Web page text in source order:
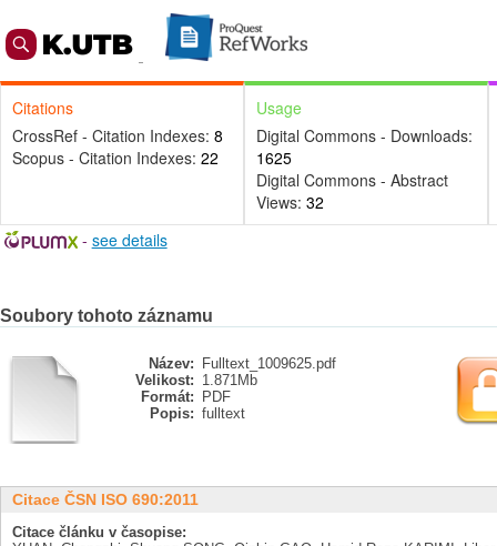
Citations
CrossRef - Citation Indexes: 8
Scopus - Citation Indexes: 22
Usage
Digital Commons - Downloads:
1625
Digital Commons - Abstract
Views: 32
- see details
Soubory tohoto záznamu
Název:
Fulltext_1009625.pdf
Velikost: 1.871Mb
Formát:
PDF
Popis: fulltext
Citace ČSN ISO 690:2011
Citace článku v časopise: